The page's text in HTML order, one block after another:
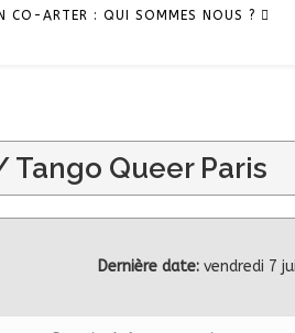
CO-ARTER : QUI SOMMES NOUS ?
Tango Queer Paris
Dernière date: vendredi 7